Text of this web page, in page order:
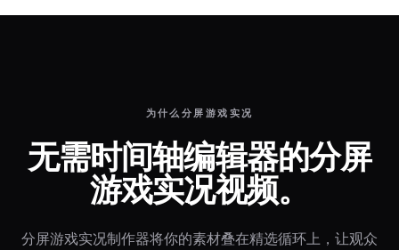
为什么分屏游戏实况
无需时间轴编辑器的分屏
游戏实况视频。
分屏游戏实况制作器将你的素材叠在精选循环上，让观众